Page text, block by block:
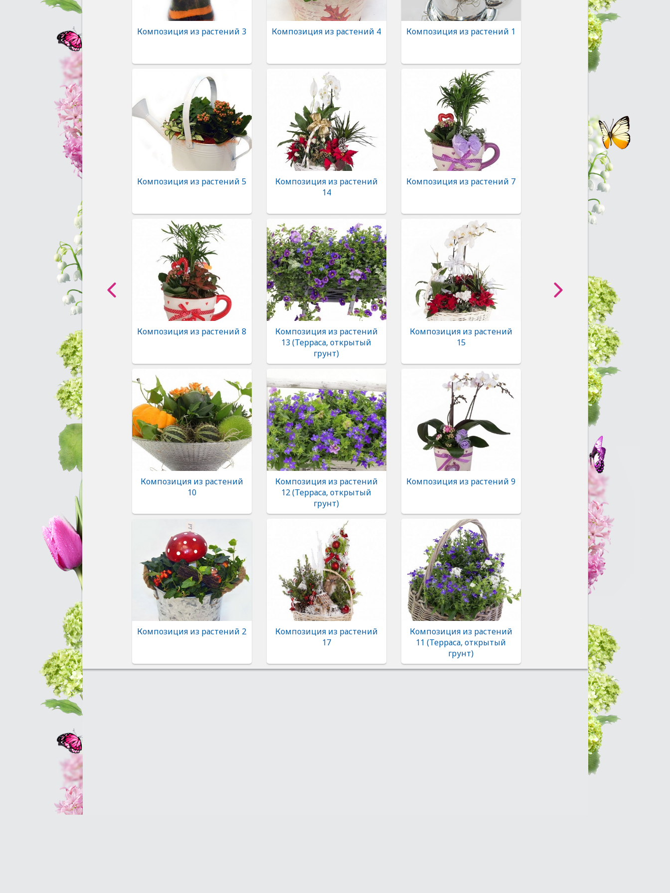
Композиция из растений 3 Композиция из растений 4 Композиция из растений 1
Композиция из растений 5
Композиция из растений
14
Композиция из растений 7
Композиция из растений 8
Композиция из растений
13 (Терраса, открытый
грунт)
Композиция из растений
15
Композиция из растений
10
Композиция из растений
12 (Терраса, открытый
грунт)
Композиция из растений 9
Композиция из растений 2
Композиция из растений
17
Композиция из растений
11 (Терраса, открытый
грунт)